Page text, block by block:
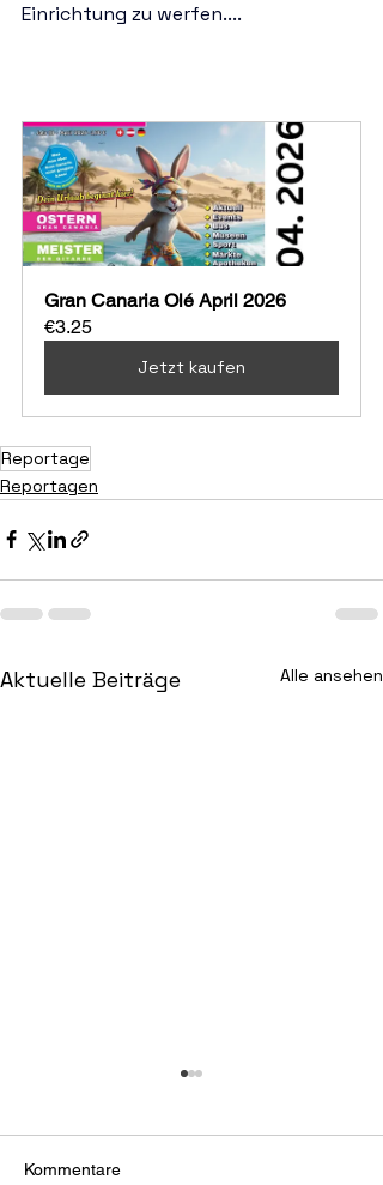
Einrichtung zu werfen....
Gran Canaria Olé April 2026
€3.25
Jetzt kaufen
Reportage
Reportagen
Aktuelle Beiträge Alle ansehen
Kommentare